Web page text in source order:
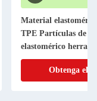
Material
TPE Partículas de
elastomérico
material
Obtenga el